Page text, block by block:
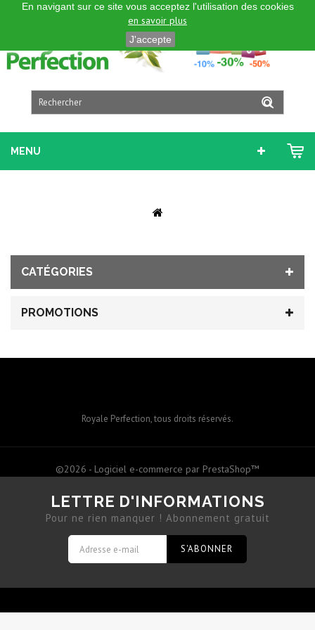
FRANÇAIS
MENU
CATÉGORIES
PROMOTIONS
Royale Perfection, tous droits réservés.
©2026 - Logiciel e-commerce par PrestaShop™
LETTRE D'INFORMATIONS
Pour ne rien manquer ! Abonnement gratuit
S'ABONNER
En navigant sur ce site vous acceptez l'utilisation des cookies
en savoir plus
J'accepte